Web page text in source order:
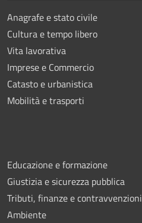
Anagrafe e stato civile
Cultura e tempo libero
Vita lavorativa
Imprese e Commercio
Catasto e urbanistica
Mobilità e trasporti
Educazione e formazione
Giustizia e sicurezza pubblica
Tributi, finanze e contravvenzioni
Ambiente